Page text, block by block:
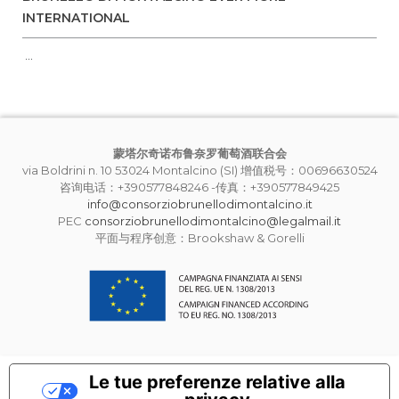
INTERNATIONAL
蒙塔尔奇诺布鲁奈罗葡萄酒联合会
via Boldrini n. 10 53024 Montalcino (SI) 增值税号：00696630524
咨询电话：+390577848246 -传真：+390577849425
info@consorziobrunellodimontalcino.it
PEC consorziobrunellodimontalcino@legalmail.it
平面与程序创意：Brookshaw & Gorelli
Le tue preferenze relative alla